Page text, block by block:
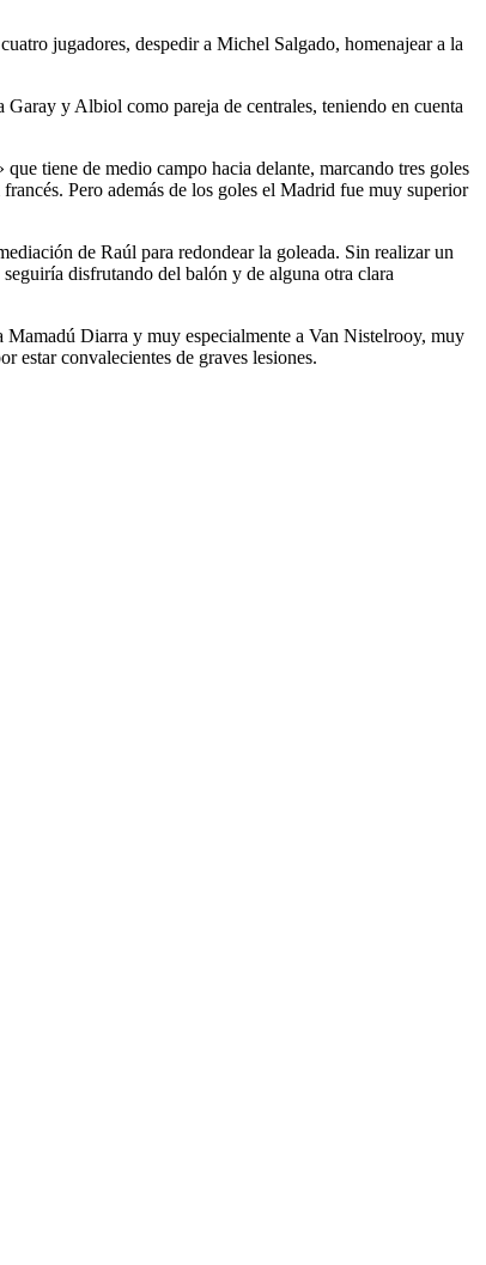
jugadores, despedir a Michel Salgado, homenajear a la
y Albiol como pareja de centrales, teniendo en cuenta
tiene de medio campo hacia delante, marcando tres goles
Pero además de los goles el Madrid fue muy superior
de Raúl para redondear la goleada. Sin realizar un
disfrutando del balón y de alguna otra clara
Diarra y muy especialmente a Van Nistelrooy, muy
estar convalecientes de graves lesiones.